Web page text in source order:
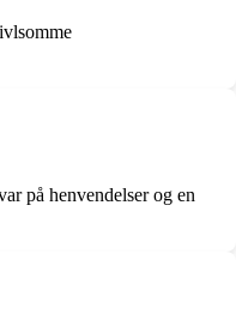
på henvendelser og en